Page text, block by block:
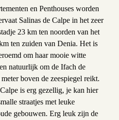
en Penthouses worden
Salinas de Calpe in het zeer
23 km ten noorden van het
ten zuiden van Denia. Het is
om haar mooie witte
natuurlijk om de Ifach de
boven de zeespiegel reikt.
is erg gezellig, je kan hier
straatjes met leuke
gebouwen. Erg leuk zijn de